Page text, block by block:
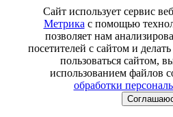
Сайт использует сервис
Метрика с помощью
позволяет нам
посетителей с сайтом и
пользоваться сайтом,
использованием файлов
обработки